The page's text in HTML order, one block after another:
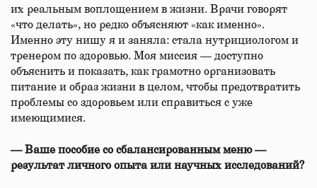
их реальным воплощением в жизни. Врачи говорят
«что делать», но редко объясняют «как именно».
Именно эту нишу я и заняла: стала нутрициологом и
тренером по здоровью. Моя миссия — доступно
объяснить и показать, как грамотно организовать
питание и образ жизни в целом, чтобы предотвратить
проблемы со здоровьем или справиться с уже
имеющимися.
— Ваше пособие со сбалансированным меню —
результат личного опыта или научных исследований?